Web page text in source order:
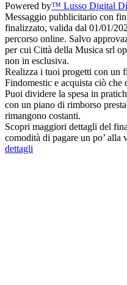
Powered by™ Lusso Digital
Messaggio pubblicitario con
finalizzato, valida dal 01/01/
percorso online. Salvo
per cui Città della Musica srl
non in esclusiva.
Realizza i tuoi progetti con un
Findomestic e acquista ciò
Puoi dividere la spesa in
con un piano di rimborso
rimangono costanti.
Scopri maggiori dettagli del
comodità di pagare un po’ alla
dettagli